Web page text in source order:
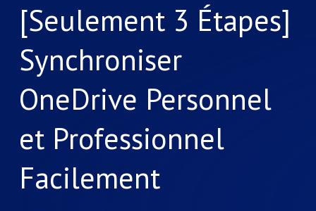
[Seulement 3 Étapes]
Synchroniser
OneDrive Personnel
et Professionnel
Facilement